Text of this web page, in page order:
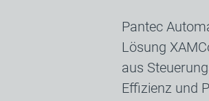
Pantec
Lösung
aus
Effizienz und